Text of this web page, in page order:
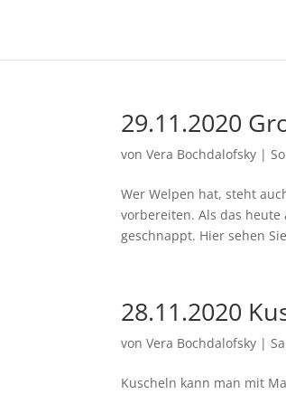
29.11.2020
vonVera Bochdalofsky |
Wer Welpen hat, steht
vorbereiten. Als das
geschnappt. Hier sehen
28.11.2020
vonVera Bochdalofsky |
Kuscheln kann man mit